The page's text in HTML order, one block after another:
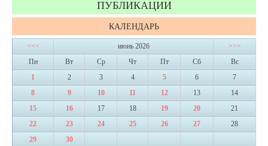
ПУБЛИКАЦИИ
КАЛЕНДАРЬ
<<< июнь 2026
>>>
Пн
Вт Ср Чт Пт Сб
Вс
1
2 3 4 5 6
7
8
9 10 11 12 13
14
15
16 17 18 19 20
21
22
23 24 25 26 27
28
29
30